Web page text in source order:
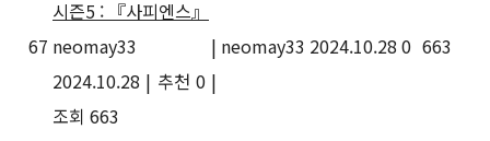
67
시즌5 : 『사피엔스』
neomay33
|
2024.10.28 | 추천 0 |
조회 663
neomay33 2024.10.28 0 663